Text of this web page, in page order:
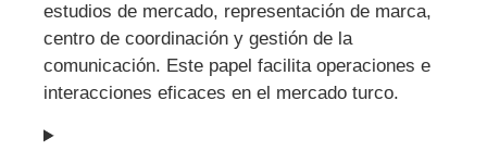
estudios de mercado, representación de marca,
centro de coordinación y gestión de la
comunicación. Este papel facilita operaciones e
interacciones eficaces en el mercado turco.